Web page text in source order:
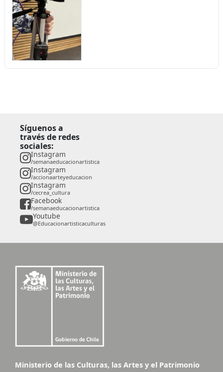
Síguenos a
través de redes
sociales:
Instagram
/semanaeducacionartistica
Instagram
/accionaarteyeducacion
Instagram
/cecrea_cultura
Facebook
/semanaeducacionartistica
Youtube
@Educacionartisticaculturas
Ministerio de las Culturas, las Artes y el Patrimonio